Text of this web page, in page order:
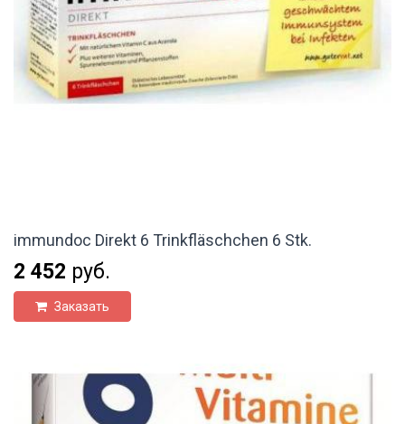
immundoc Direkt 6 Trinkfläschchen 6 Stk.
2 452 руб.
Заказать